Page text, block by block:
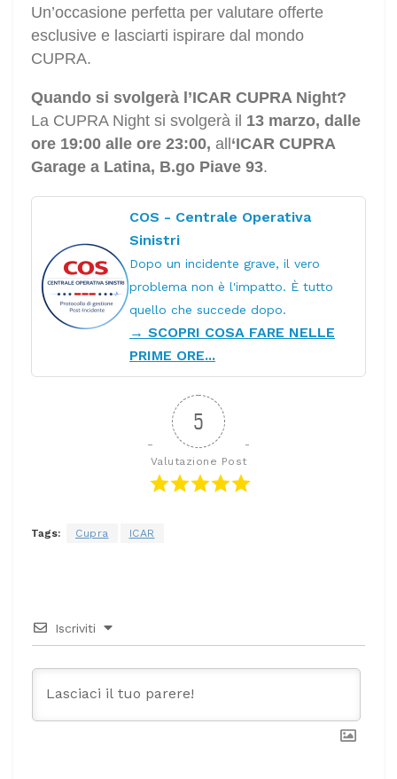
Un’occasione perfetta per valutare offerte
esclusive e lasciarti ispirare dal mondo
CUPRA.
Quando si svolgerà l’ICAR CUPRA Night?
La CUPRA Night si svolgerà il 13 marzo, dalle
ore 19:00 alle ore 23:00, all ‘ICAR CUPRA
Garage a Latina, B.go Piave 93.
COS - Centrale Operativa
Sinistri
Dopo un incidente grave, il vero
problema non è l'impatto. È tutto
quello che succede dopo.
→ SCOPRI COSA FARE NELLE
PRIME ORE...
5
Valutazione Post
Tags: Cupra ICAR
Iscriviti